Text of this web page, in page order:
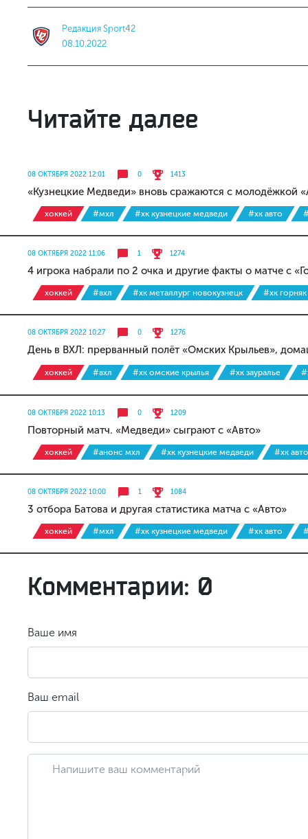
Редакция Sport42
08.10.2022
Читайте далее
08 ОКТЯБРЯ 2022 12:01 0 1413
«Кузнецкие Медведи» вновь сражаются с молодёжкой
хоккей #мхл #хк кузнецкие медведи #хк авто
08 ОКТЯБРЯ 2022 11:06 1 1274
4 игрока набрали по 2 очка и другие факты о матче с
хоккей #вхл #хк металлург новокузнецк #хк горняк
08 ОКТЯБРЯ 2022 10:27 0 1276
День в ВХЛ: прерванный полёт «Омских Крыльев»,
хоккей #вхл #хк омские крылья #хк зауралье
08 ОКТЯБРЯ 2022 10:13 0 1209
Повторный матч. «Медведи» сыграют с «Авто»
хоккей #анонс мхл #хк кузнецкие медведи #хк авто
08 ОКТЯБРЯ 2022 10:00 1 1084
3 отбора Батова и другая статистика матча с «Авто»
хоккей #мхл #хк кузнецкие медведи #хк авто
Комментарии: 0
Ваше имя
Ваш email